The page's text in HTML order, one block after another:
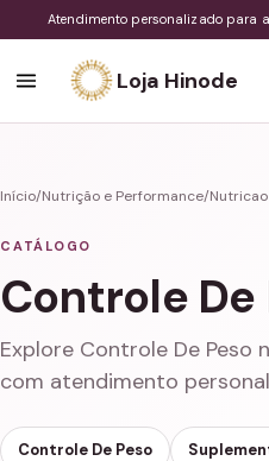
Atendimento personalizado para
Loja Hinode
Início/Nutrição e Performance/Nutricao
CATÁLOGO
Controle De
Explore Controle De Peso
com atendimento
Controle De Peso